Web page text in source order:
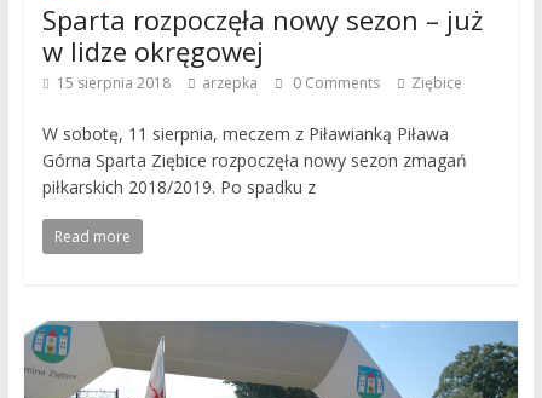
Sparta rozpoczęła nowy sezon – już
w lidze okręgowej
15 sierpnia 2018 arzepka 0 Comments Ziębice
W sobotę, 11 sierpnia, meczem z Piławianką Piława
Górna Sparta Ziębice rozpoczęła nowy sezon zmagań
piłkarskich 2018/2019. Po spadku z
Read more